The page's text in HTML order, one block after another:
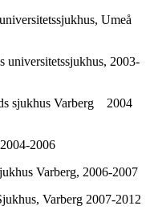
Umeå
universitetssjukhus, 2003-
sjukhus Varberg 2004
2006
Varberg, 2006-2007
Varberg 2007-2012